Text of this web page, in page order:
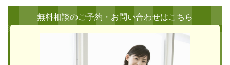
無料相談のご予約・お問い合わせはこちら